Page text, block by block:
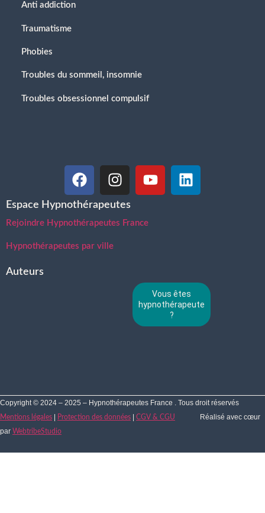
Anti addiction
Traumatisme
Phobies
Troubles du sommeil, insomnie
Troubles obsessionnel compulsif
Espace Hypnothérapeutes
Rejoindre Hypnothérapeutes France
Hypnothérapeutes par ville
Auteurs
Vous êtes
hypnothérapeute
?
Copyright © 2024 – 2025 – Hypnothérapeutes France . Tous droit réservés
Mentions légales Protection des données CGV & CGU
Réalisé avec cœur
par WebtribeStudio